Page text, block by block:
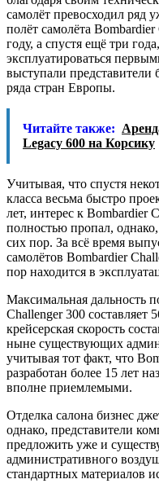
самолёт превосходил ряд
полёт самолёта
году, а спустя ещё три
эксплуатироваться
выступали
ряда стран Европы.
Читайте также:
Legacy 600 на Корсику
Учитывая, что спустя
класса весьма быстро
лет, интерес к Bombardier
полностью пропал,
сих пор. За всё время
самолётов Bombardier
пор находится в
Максимальная дальность
Challenger 300 составляет
крейсерская скорость
ныне существующих
учитывая тот факт, что
разработан более 15 лет
вполне приемлемыми.
Отделка салона бизнес
однако, представители
предложить уже и
административного
стандартных материалов